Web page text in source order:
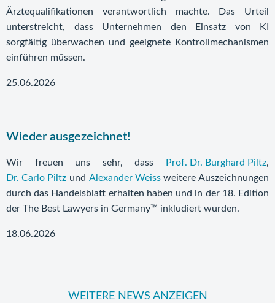
Ärztequalifikationen verantwortlich machte. Das Urteil
unterstreicht, dass Unternehmen den Einsatz von KI
sorgfältig überwachen und geeignete Kontrollmechanismen
einführen müssen.
25.06.2026
Wieder ausgezeichnet!
Wir freuen uns sehr, dass Prof. Dr. Burghard Piltz,
Dr. Carlo Piltz und Alexander Weissweitere Auszeichnungen
durch das Handelsblatt erhalten haben und in der 18. Edition
der The Best Lawyers in Germany™ inkludiert wurden.
18.06.2026
WEITERE NEWS ANZEIGEN